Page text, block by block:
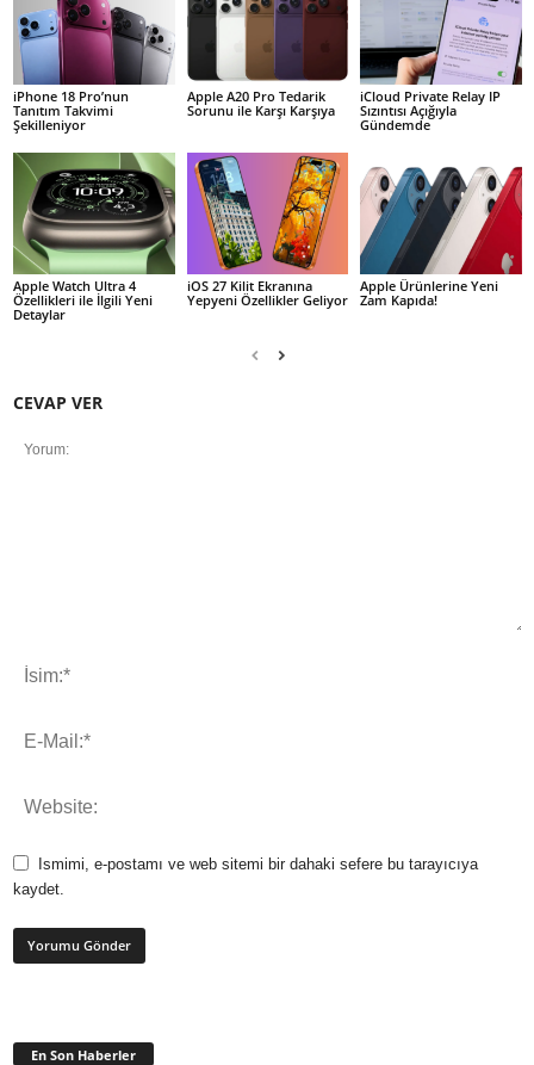
iPhone 18 Pro’nun
Tanıtım Takvimi
Şekilleniyor
Apple A20 Pro Tedarik
Sorunu ile Karşı Karşıya
iCloud Private Relay IP
Sızıntısı Açığıyla
Gündemde
Apple Watch Ultra 4
Özellikleri ile İlgili Yeni
Detaylar
iOS 27 Kilit Ekranına
Yepyeni Özellikler Geliyor
Apple Ürünlerine Yeni
Zam Kapıda!
CEVAP VER
Ismimi, e-postamı ve web sitemi bir dahaki sefere bu tarayıcıya
kaydet.
En Son Haberler